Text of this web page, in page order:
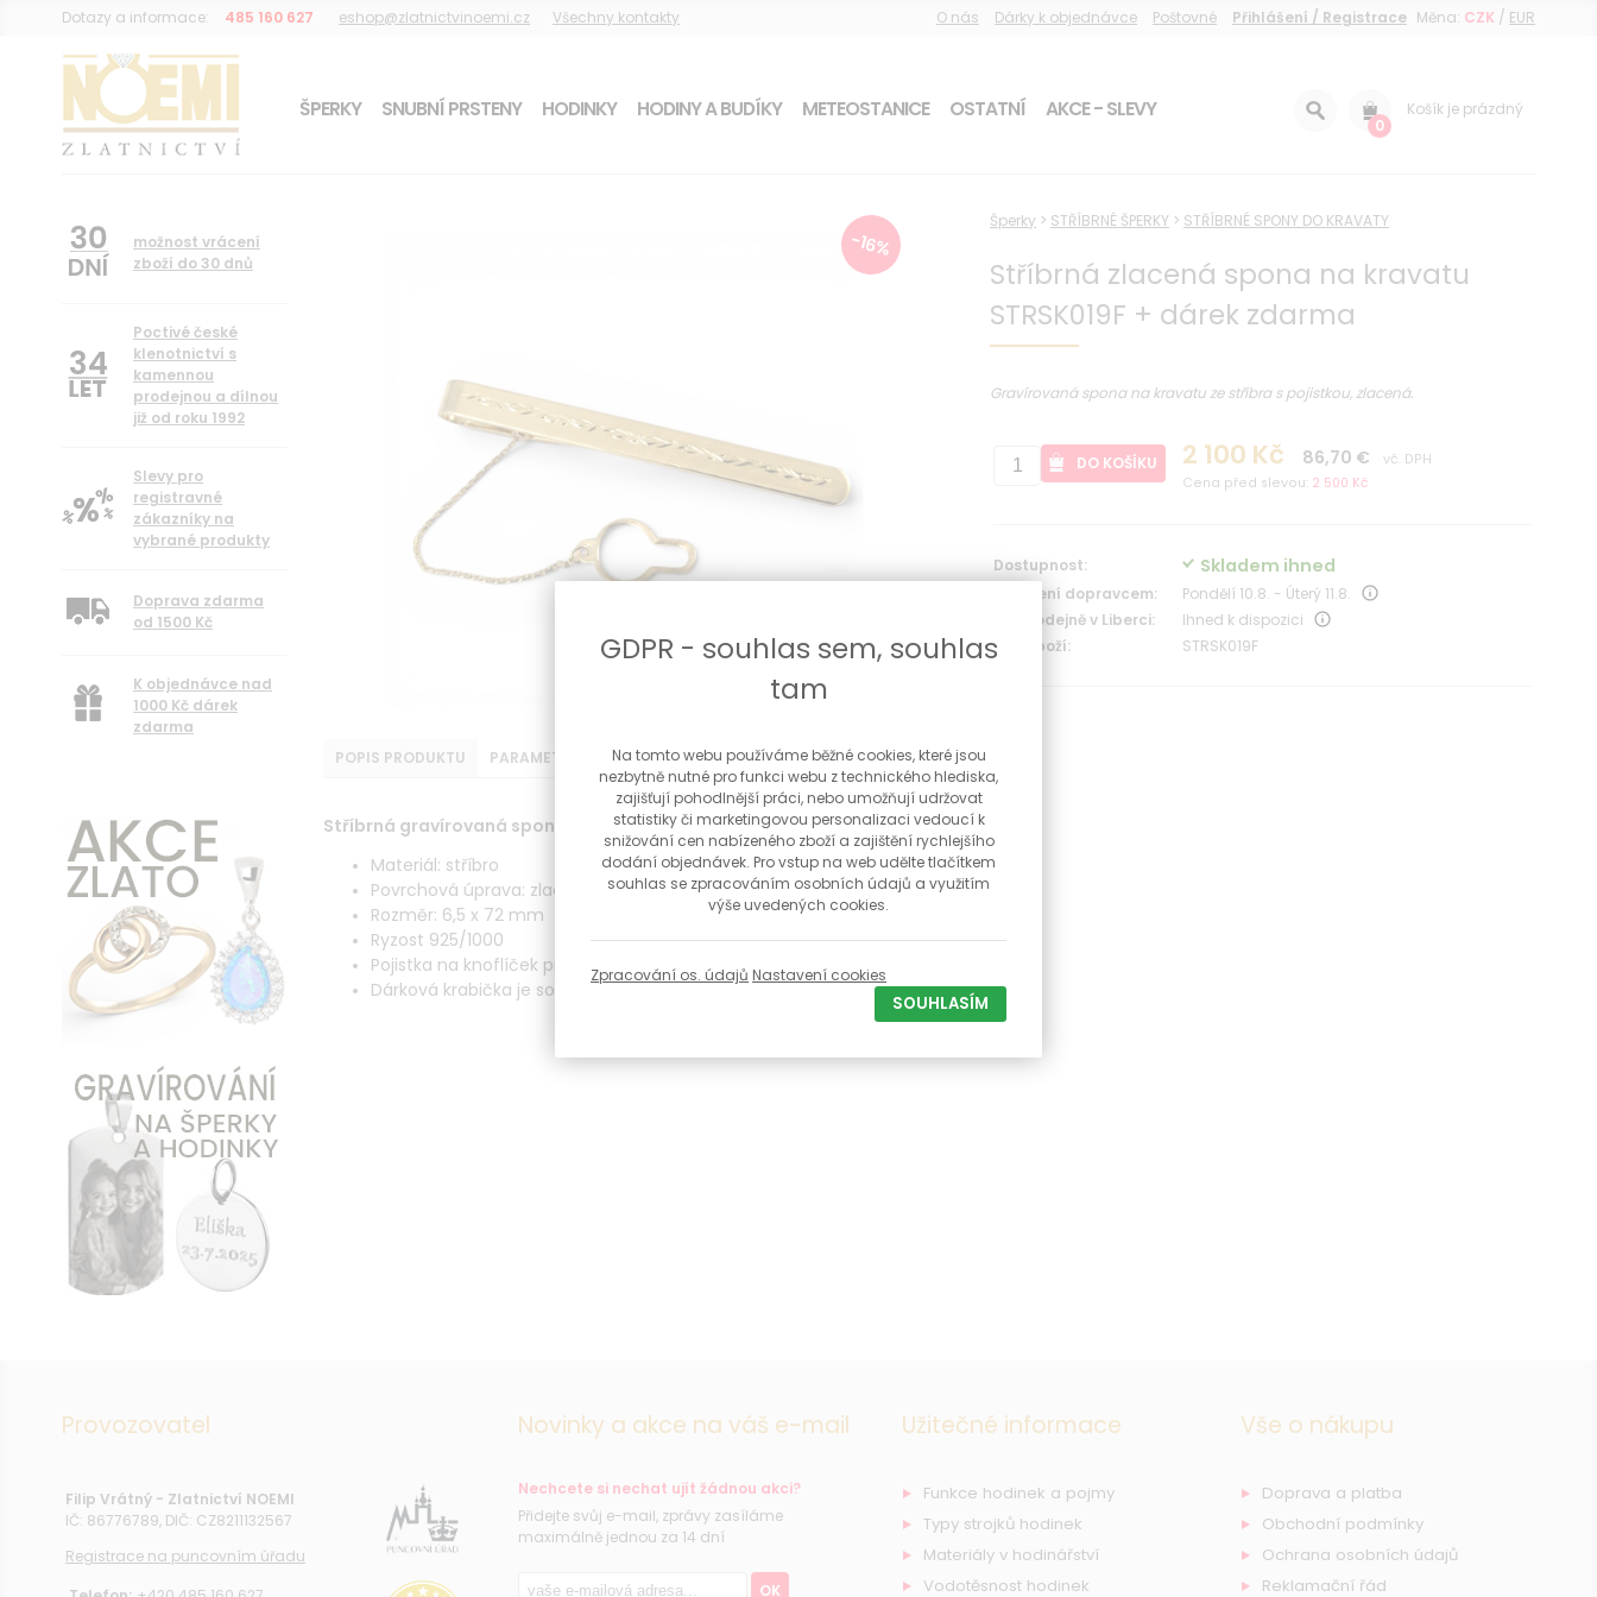
Dotazy a informace: 485 160 627 eshop@zlatnictvinoemi.cz Všechny kontakty O nás Dárky k objednávce Poštovné Přihlášení / Registrace Měna: CZK / EUR
0
Košík je prázdný
ŠPERKY SNUBNÍ PRSTENY HODINKY HODINY A BUDÍKY METEOSTANICE OSTATNÍ
AKCE - SLEVY
Šperky > STŘÍBRNÉ ŠPERKY > STŘÍBRNÉ SPONY DO KRAVATY
Stříbrná zlacená spona na kravatu
STRSK019F + dárek zdarma
-16%
Gravírovaná spona na kravatu ze stříbra s pojistkou, zlacená.
DO KOŠÍKU 2 100 Kč 86,70 €
vč. DPH
Cena před slevou: 2 500 Kč
Dostupnost: Skladem ihned
Doručení dopravcem:
Pondělí 10.8. - Úterý 11.8.
Na prodejně v Liberci:
Ihned k dispozici
Kód zboží:
STRSK019F
POPIS PRODUKTU PARAMETRY
Stříbrná gravírovaná spona na kravatu ručně rytá
Materiál: stříbro
Povrchová úprava: zlacení
Rozměr: 6,5 x 72 mm
Ryzost 925/1000
Pojistka na knoflíček proti ztrátě
Dárková krabička je součástí šperku
možnost vrácení
zboží do 30 dnů
34
Poctivé české
klenotnictví s
kamennou
prodejnou a dílnou
již od roku 1992
Slevy pro
registravné
zákazníky na
vybrané produkty
Doprava zdarma
od 1500 Kč
K objednávce nad
1000 Kč dárek
zdarma
Provozovatel
Filip Vrátný - Zlatnictví NOEMI
IČ: 86776789, DIČ: CZ8211132567
Registrace na puncovním úřadu
Novinky a akce na váš e-mail
Nechcete si nechat ujít žádnou akci?
Přidejte svůj e-mail, zprávy zasíláme
maximálně jednou za 14 dní
OK
Užitečné informace
Funkce hodinek a pojmy
Typy strojků hodinek
Materiály v hodinářství
Vodotěsnost hodinek
Vše o nákupu
Doprava a platba
Obchodní podmínky
Ochrana osobních údajů
Reklamační řád
GDPR - souhlas sem, souhlas
tam
Na tomto webu používáme běžné cookies, které jsou
nezbytně nutné pro funkci webu z technického hlediska,
zajišťují pohodlnější práci, nebo umožňují udržovat
statistiky či marketingovou personalizaci vedoucí k
snižování cen nabízeného zboží a zajištění rychlejšího
dodání objednávek. Pro vstup na web udělte tlačítkem
souhlas se zpracováním osobních údajů a využitím
výše uvedených cookies.
Zpracování os. údajů Nastavení cookies
SOUHLASÍM